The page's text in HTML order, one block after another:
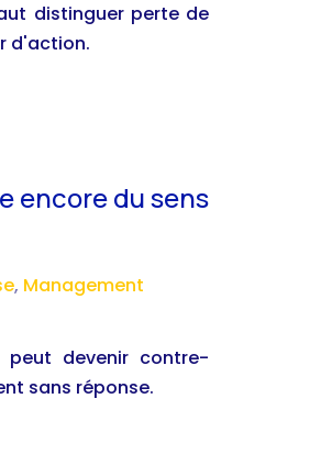
distinguer perte de
d'action.
encore du sens
, Management
devenir contre-
sans réponse.